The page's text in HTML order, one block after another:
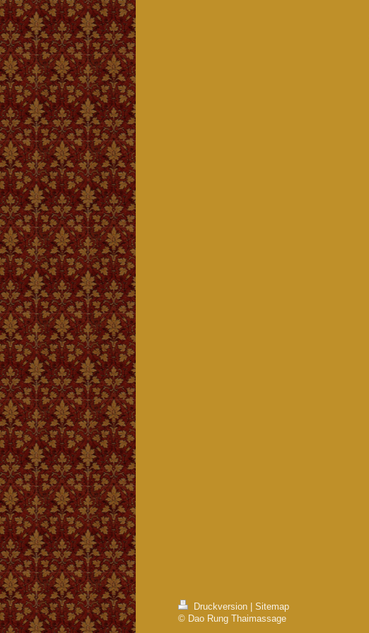
Druckversion
Sitemap
© Dao Rung Thaimassage